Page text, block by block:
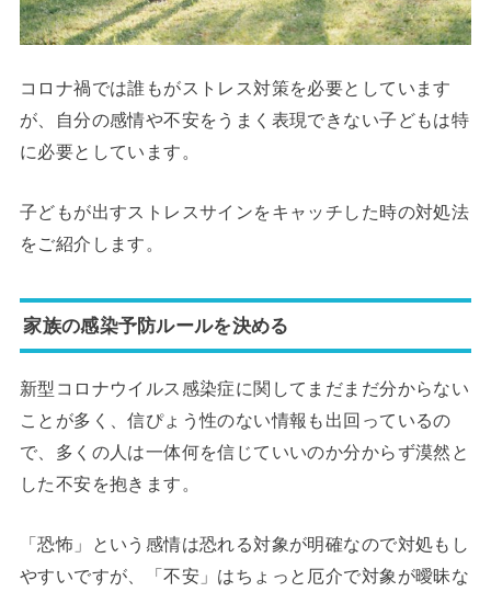
コロナ禍では誰もがストレス対策を必要としています
が、自分の感情や不安をうまく表現できない子どもは特
に必要としています。
子どもが出すストレスサインをキャッチした時の対処法
をご紹介します。
家族の感染予防ルールを決める
新型コロナウイルス感染症に関してまだまだ分からない
ことが多く、信ぴょう性のない情報も出回っているの
で、多くの人は一体何を信じていいのか分からず漠然と
した不安を抱きます。
「恐怖」という感情は恐れる対象が明確なので対処もし
やすいですが、「不安」はちょっと厄介で対象が曖昧な